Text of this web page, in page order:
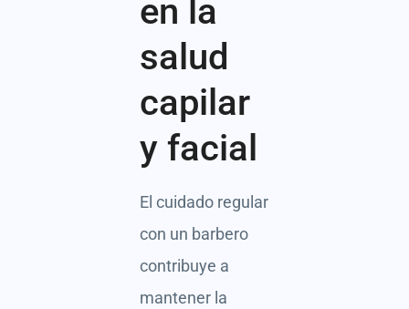
en la
salud
capilar
y facial
El cuidado regular
con un barbero
contribuye a
mantener la